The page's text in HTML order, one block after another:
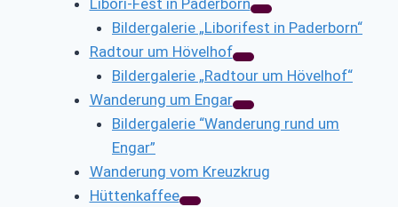
Libori-Fest in Paderborn
Bildergalerie „Liborifest in Paderborn“
Radtour um Hövelhof
Bildergalerie „Radtour um Hövelhof“
Wanderung um Engar
Bildergalerie “Wanderung rund um
Engar”
Wanderung vom Kreuzkrug
Hüttenkaffee